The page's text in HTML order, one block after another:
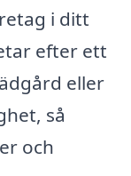
i ditt
efter ett
eller
så
och